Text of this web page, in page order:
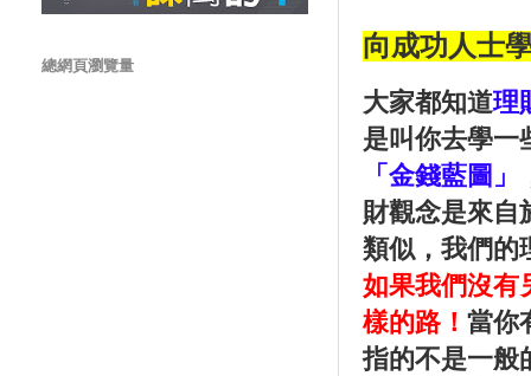
向成功人士
大家都知道理
是叫你去學一
「金錢藍圖
財觀念是來自
類似，我們的
如果我們沒有
樣的路！ 當你
指的不是一般
總網頁瀏覽量